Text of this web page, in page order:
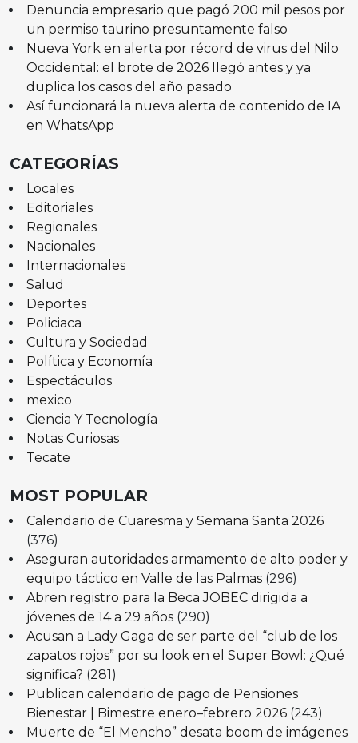
Denuncia empresario que pagó 200 mil pesos por
un permiso taurino presuntamente falso
Nueva York en alerta por récord de virus del Nilo
Occidental: el brote de 2026 llegó antes y ya
duplica los casos del año pasado
Así funcionará la nueva alerta de contenido de IA
en WhatsApp
CATEGORÍAS
Locales
Editoriales
Regionales
Nacionales
Internacionales
Salud
Deportes
Policiaca
Cultura y Sociedad
Política y Economía
Espectáculos
mexico
Ciencia Y Tecnología
Notas Curiosas
Tecate
MOST POPULAR
Calendario de Cuaresma y Semana Santa 2026
(376)
Aseguran autoridades armamento de alto poder y
equipo táctico en Valle de las Palmas (296)
Abren registro para la Beca JOBEC dirigida a
jóvenes de 14 a 29 años (290)
Acusan a Lady Gaga de ser parte del “club de los
zapatos rojos” por su look en el Super Bowl: ¿Qué
significa? (281)
Publican calendario de pago de Pensiones
Bienestar | Bimestre enero–febrero 2026 (243)
Muerte de “El Mencho” desata boom de imágenes